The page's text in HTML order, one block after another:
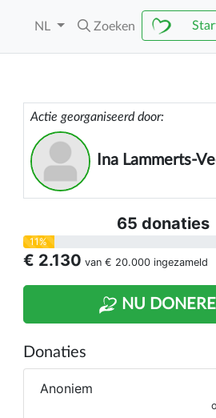
NL Zoeken
Actie georganiseerd door:
Ina Lammerts-
65 donaties
11%
€ 2.130 van € 20.000 ingezameld
NU
Donaties
Anoniem